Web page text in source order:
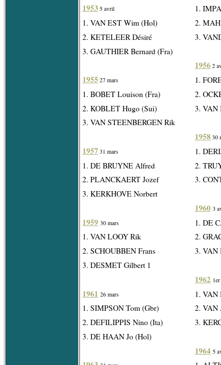
1953 5 avril
1. VAN EST Wim (Hol)
2. KETELEER Désiré
3. GAUTHIER Bernard (Fra)
1955 27 mars
1. BOBET Louison (Fra)
2. KOBLET Hugo (Sui)
3. VAN STEENBERGEN Rik
1957 31 mars
1. DE BRUYNE Alfred
2. PLANCKAERT Jozef
3. KERKHOVE Norbert
1959 30 mars
1. VAN LOOY Rik
2. SCHOUBBEN Frans
3. DESMET Gilbert 1
1961 26 mars
1. SIMPSON Tom (Gbr)
2. DEFILIPPIS Nino (Ita)
3. DE HAAN Jo (Hol)
1.
2.
3.
1956 2
1.
2.
3. VAN
1958 30
1.
2.
3.
1960 3
1. DE
2.
3. VAN
1962
1.
2. VAN
3.
1964 5